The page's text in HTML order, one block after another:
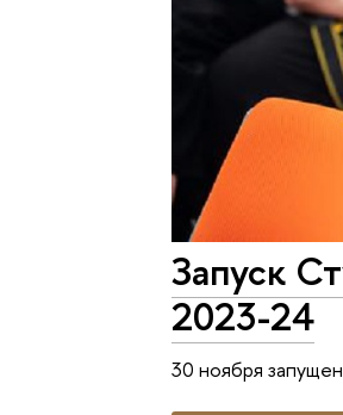
Запуск
2023-24
30 ноября